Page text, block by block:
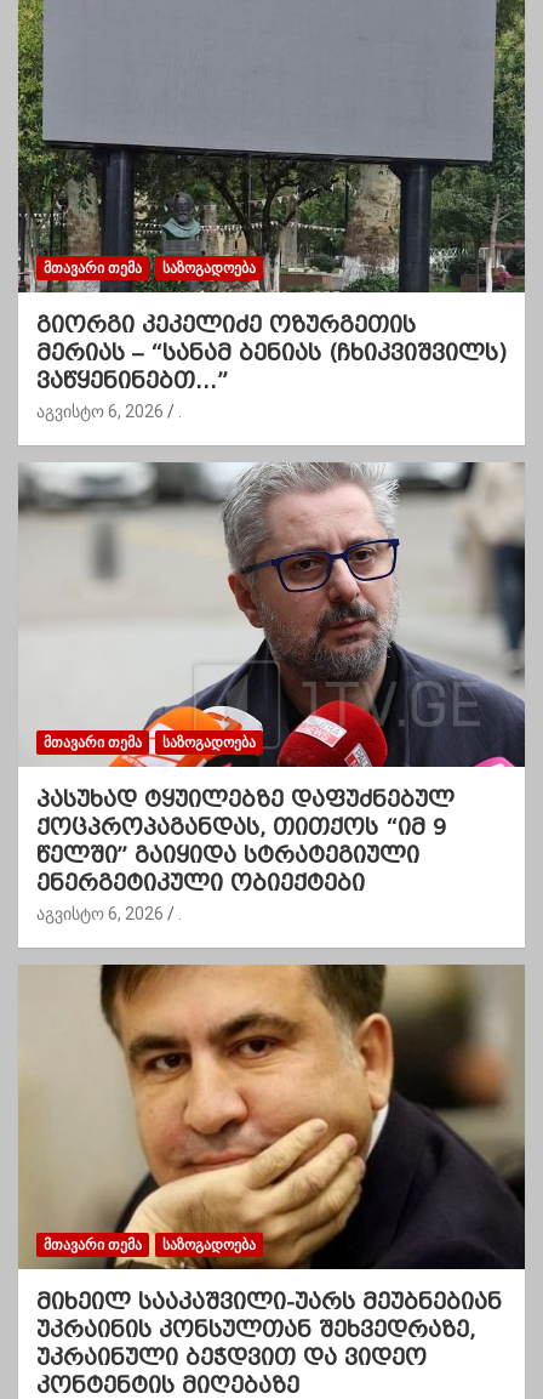
ᲛᲗᲐᲕᲐᲠᲘ ᲗᲔᲛᲐ ᲡᲐᲖᲝᲒᲐᲓᲝᲔᲑᲐ
გიორგი კეკელიძე ოზურგეთის
მერიას – “სანამ ბენიას (ჩხიკვიშვილს)
ვაწყენინებთ…”
აგვისტო 6, 2026
ᲛᲗᲐᲕᲐᲠᲘ ᲗᲔᲛᲐ ᲡᲐᲖᲝᲒᲐᲓᲝᲔᲑᲐ
პასუხად ტყუილებზე დაფუძნებულ
ქოცპროპაგანდას, თითქოს “იმ 9
წელში” გაიყიდა სტრატეგიული
ენერგეტიკული ობიექტები
აგვისტო 6, 2026
ᲛᲗᲐᲕᲐᲠᲘ ᲗᲔᲛᲐ ᲡᲐᲖᲝᲒᲐᲓᲝᲔᲑᲐ
მიხეილ სააკაშვილი-უარს მეუბნებიან
უკრაინის კონსულთან შეხვედრაზე,
უკრაინული ბეჭდვით და ვიდეო
კონტენტის მიღებაზე